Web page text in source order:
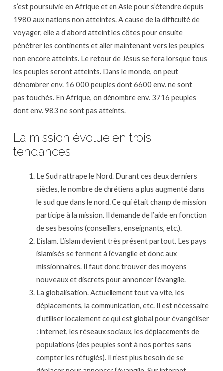
s’est poursuivie en Afrique et en Asie pour s’étendre depuis
1980 aux nations non atteintes. A cause de la difficulté de
voyager, elle a d’abord atteint les côtes pour ensuite
pénétrer les continents et aller maintenant vers les peuples
non encore atteints. Le retour de Jésus se fera lorsque tous
les peuples seront atteints. Dans le monde, on peut
dénombrer env. 16 000 peuples dont 6600 env. ne sont
pas touchés. En Afrique, on dénombre env. 3716 peuples
dont env. 983 ne sont pas atteints.
La mission évolue en trois
tendances
Le Sud rattrape le Nord. Durant ces deux derniers
siècles, le nombre de chrétiens a plus augmenté dans
le sud que dans le nord. Ce qui était champ de mission
participe à la mission. Il demande de l’aide en fonction
de ses besoins (conseillers, enseignants, etc.).
L’islam. L’islam devient très présent partout. Les pays
islamisés se ferment à l’évangile etdonc aux
missionnaires. Il faut donc trouver des moyens
nouveaux et discrets pourannoncer l’évangile.
La globalisation. Actuellement tout va vite, les
déplacements, la communication, etc. Il estnécessaire
d’utiliser localement ce qui est global pour évangéliser
: internet, les réseauxsociaux, les déplacements de
populations (des peuples sont à nos portes sans
compter les réfugiés). Il n’est plus besoin de se